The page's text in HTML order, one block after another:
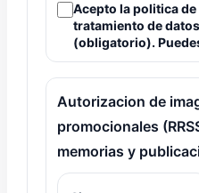
Acepto la politica
tratamiento de
(obligatorio).
Autorizacion de
promocionales
memorias y